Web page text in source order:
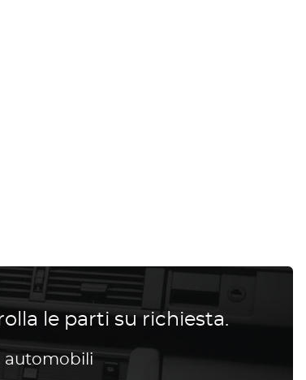
le parti su richiesta.
automobili